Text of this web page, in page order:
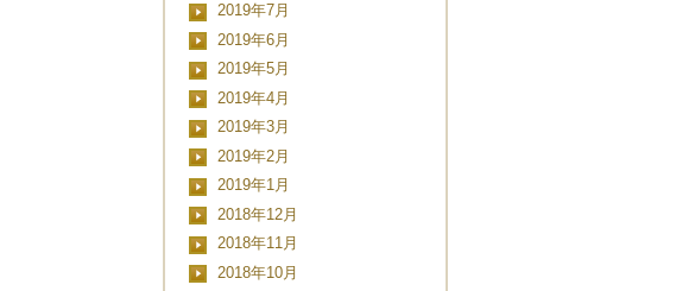
2019年7月
2019年6月
2019年5月
2019年4月
2019年3月
2019年2月
2019年1月
2018年12月
2018年11月
2018年10月